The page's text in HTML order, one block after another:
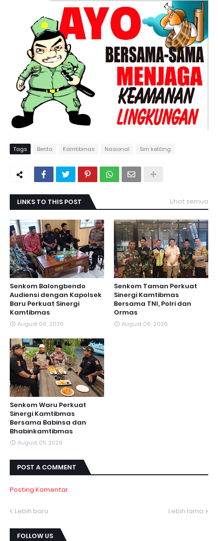
Tags Berita Kamtibmas Nasional Sim keliling
LINKS TO THIS POST Lihat semua
Senkom Balongbendo
Audiensi dengan Kapolsek
Baru Perkuat Sinergi
Kamtibmas
August 06, 2026
Senkom Taman Perkuat
Sinergi Kamtibmas
Bersama TNI, Polri dan
Ormas
August 06, 2026
Senkom Waru Perkuat
Sinergi Kamtibmas
Bersama Babinsa dan
Bhabinkamtibmas
August 05, 2026
POST A COMMENT
Posting Komentar
Lebih baru Lebih lama
FOLLOW US